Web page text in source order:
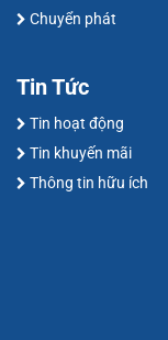
Chuyển phát
Tin Tức
Tin hoạt động
Tin khuyến mãi
Thông tin hữu ích